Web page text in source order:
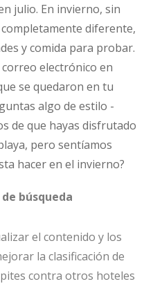
julio. En invierno, sin
diferente,
y comida para probar.
electrónico en
se quedaron en tu
algo de estilo -
de que hayas disfrutado
pero sentíamos
hacer en el invierno?
búsqueda
el contenido y los
la clasificación de
contra otros hoteles